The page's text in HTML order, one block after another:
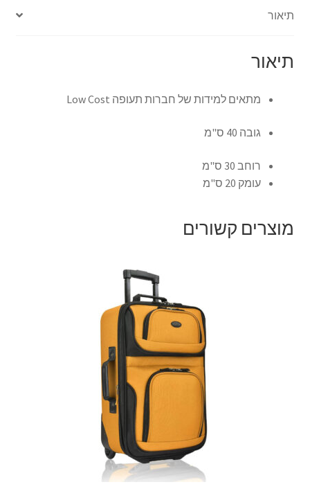
קולנוע וטלוויזיה
רשימת ציוד
תשלום
תיאור
תיאור
מתאים למידות של חברות תעופה Low Cost
גובה 40 ס"מ
רוחב 30 ס"מ
עומק 20 ס"מ
מוצרים קשורים